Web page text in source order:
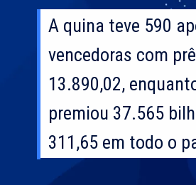
A quina teve 590
vencedoras com
13.890,02,
premiou 37.565
311,65 em todo o
A quina teve 590
vencedoras com
13.890,02,
premiou 37.565
311,65 em todo o